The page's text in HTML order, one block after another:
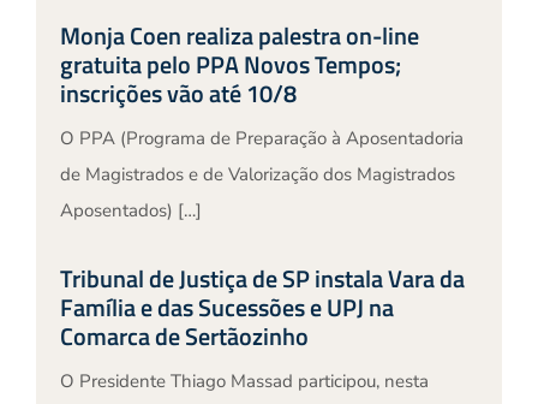
Monja Coen realiza palestra on-line
gratuita pelo PPA Novos Tempos;
inscrições vão até 10/8
O PPA (Programa de Preparação à Aposentadoria
de Magistrados e de Valorização dos Magistrados
Aposentados) […]
Tribunal de Justiça de SP instala Vara da
Família e das Sucessões e UPJ na
Comarca de Sertãozinho
O Presidente Thiago Massad participou, nesta